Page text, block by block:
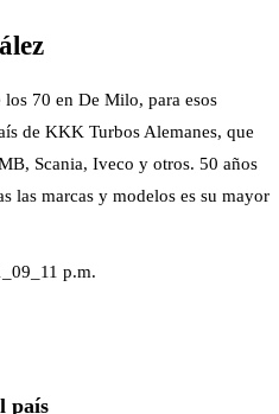
70 en De Milo, para esos
de KKK Turbos Alemanes, que
Scania, Iveco y otros. 50 años
las marcas y modelos es su mayor
país